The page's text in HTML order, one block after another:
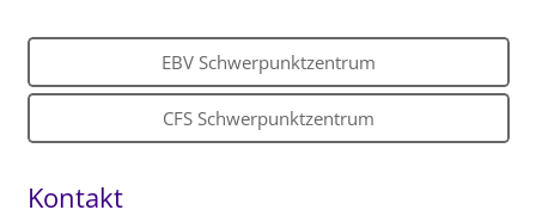
EBV Schwerpunktzentrum
CFS Schwerpunktzentrum
Kontakt